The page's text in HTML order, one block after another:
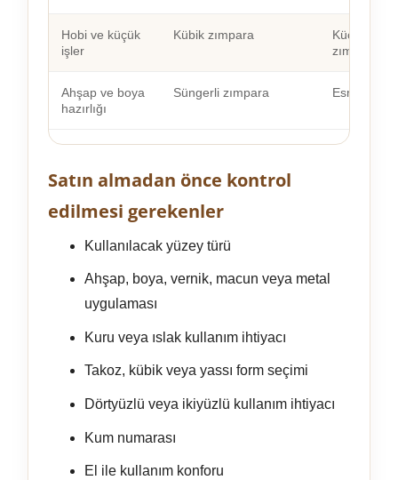
Hobi ve küçük
işler
Kübik zımpara
Küçük
zımparası
Ahşap ve boya
hazırlığı
Süngerli zımpara Esnek
Satın almadan önce kontrol
edilmesi gerekenler
Kullanılacak yüzey türü
Ahşap, boya, vernik, macun veya metal
uygulaması
Kuru veya ıslak kullanım ihtiyacı
Takoz, kübik veya yassı form seçimi
Dörtyüzlü veya ikiyüzlü kullanım ihtiyacı
Kum numarası
El ile kullanım konforu